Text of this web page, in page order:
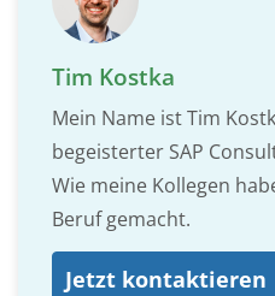
Tim Kostka
Mein Name ist Tim
begeisterter SAP
Wie meine Kollegen
Beruf gemacht.
Jetzt kontaktieren